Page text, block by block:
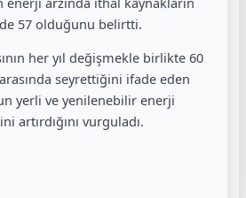
57 olduğunu belirtti.
her yıl değişmekle birlikte 60
seyrettiğini ifade eden
yerli ve yenilenebilir enerji
artırdığını vurguladı.